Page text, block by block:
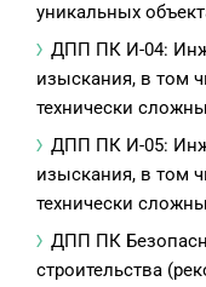
уникальных
ДПП ПК И-04:
изыскания, в том
технически
ДПП ПК И-05:
изыскания, в том
технически
ДПП ПК
строительства